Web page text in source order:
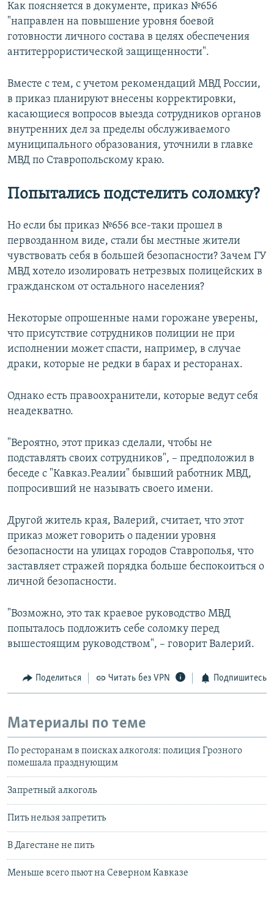
Как поясняется в документе, приказ №656
"направлен на повышение уровня боевой
готовности личного состава в целях обеспечения
антитеррористической защищенности".
Вместе с тем, с учетом рекомендаций МВД России,
в приказ планируют внесены корректировки,
касающиеся вопросов выезда сотрудников органов
внутренних дел за пределы обслуживаемого
муниципального образования, уточнили в главке
МВД по Ставропольскому краю.
Попытались подстелить соломку?
Но если бы приказ №656 все-таки прошел в
первозданном виде, стали бы местные жители
чувствовать себя в большей безопасности? Зачем ГУ
МВД хотело изолировать нетрезвых полицейских в
гражданском от остального населения?
Некоторые опрошенные нами горожане уверены,
что присутствие сотрудников полиции не при
исполнении может спасти, например, в случае
драки, которые не редки в барах и ресторанах.
Однако есть правоохранители, которые ведут себя
неадекватно.
"Вероятно, этот приказ сделали, чтобы не
подставлять своих сотрудников", – предположил в
беседе с "Кавказ.Реалии" бывший работник МВД,
попросивший не называть своего имени.
Другой житель края, Валерий, считает, что этот
приказ может говорить о падении уровня
безопасности на улицах городов Ставрополья, что
заставляет стражей порядка больше беспокоиться о
личной безопасности.
"Возможно, это так краевое руководство МВД
попыталось подложить себе соломку перед
вышестоящим руководством", – говорит Валерий.
Поделиться Читать без VPN Подпишитесь
Материалы по теме
По ресторанам в поисках алкоголя: полиция Грозного
помешала празднующим
Запретный алкоголь
Пить нельзя запретить
В Дагестане не пить
Меньше всего пьют на Северном Кавказе